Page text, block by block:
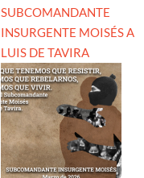
SUBCOMANDANTE
INSURGENTE MOISÉS A
LUIS DE TAVIRA